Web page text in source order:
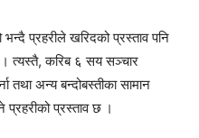
भन्दै प्रहरीले खरिदको प्रस्ताव पनि
त्यस्तै, करिब ६ सय सञ्चार
तथा अन्य बन्दोबस्तीका सामान
प्रहरीको प्रस्ताव छ ।